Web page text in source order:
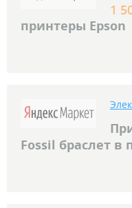
1
принтеры Epson
Fossil браслет в